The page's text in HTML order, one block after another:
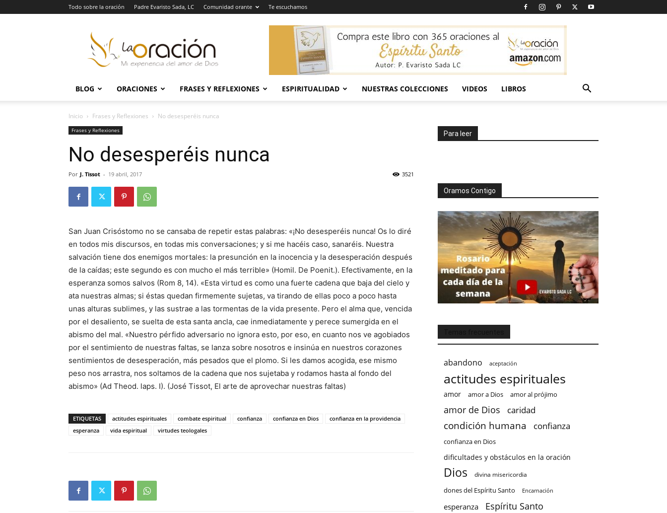
Todo sobre la oración Padre Evaristo Sada, LC Comunidad orante Te escuchamos
Oración
BLOG ORACIONES FRASES Y REFLEXIONES ESPIRITUALIDAD NUESTRAS COLECCIONES VIDEOS LIBROS
Inicio Frases y Reflexiones No desesperéis nunca
Frases y Reflexiones
No desesperéis nunca
Por J. Tissot - 19 abril, 2017 3521
San Juan Crisóstomo no se cansaba de repetir estas palabras: «¡No desesperéis nunca! Os lo diré
en todos mis discursos, en todas mis conversaciones; y si me hacéis caso, sanaréis. Nuestra
salvación tiene dos enemigos mortales: la presunción en la inocencia y la desesperación después
de la caídas; este segundo es con mucho el más terrible» (Homil. De Poenit.). Efectivamente, en la
esperanza somos salvos (Rom 8, 14). «Esta virtud es como una fuerte cadena que baja del cielo y
ata nuestras almas; si éstas quedan firmemente sujetas, va tirando de ellas poco a poco hasta
unas alturas sublimes, y las sustrae a las tormentas de la vida presente. Pero el alma que, vencida
por el desaliento, se suelta de esta santa ancla, cae inmediatamente y perece sumergida en el
abismo del mal. «Nuestro pérfido adversario no ignora esto, por eso, en cuanto nos ve agobiados
por el sentimiento de nuestras faltas, se lanza sobre nosotros e insinúa en nuestros corazones
sentimientos de desesperación, más pesados que el plomo. Si les damos acogida, ese mismo
peso nos arrastra, nos soltamos de la cadena que nos sujetaba y rodamos hasta al fondo del
abismo» (Ad Theod. laps. I). (José Tissot, El arte de aprovechar nuestras faltas)
ETIQUETAS actitudes espirituales combate espiritual confianza confianza en Dios
confianza en la providencia
esperanza
vida espiritual virtudes teologales
Para leer
Oramos Contigo
abandono aceptación
actitudes espirituales
amor amor a Dios amor al prójimo
amor de Dios caridad
condición humana confianza
confianza en Dios
dificultades y obstáculos en la oración
Dios divina misericordia
dones del Espíritu Santo Encarnación
esperanza Espíritu Santo